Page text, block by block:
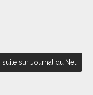
suite sur Journal du Net